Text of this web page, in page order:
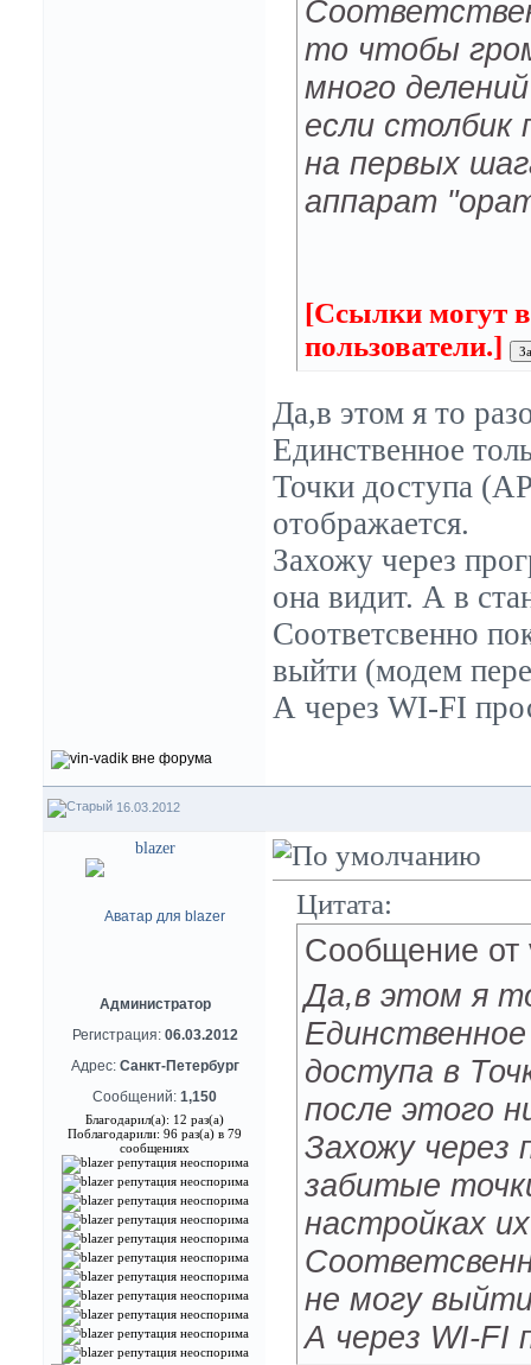
то чтобы
много
если
на первых
аппарат
[Ссылки могут
пользователи.]
Да,в этом я то
Единственное
Точки доступа
отображается.
Захожу через
она видит. А в
Соответсвенно
выйти (модем
А через WI-FI
16.03.2012
blazer
Администратор
Регистрация: 06.03.2012
Адрес: Санкт-Петербург
Сообщений: 1,150
Благодарил(а): 12 раз(а)
Поблагодарили: 96 раз(а) в 79
сообщениях
Цитата:
Сообщение от
Да,в этом я
доступа в
после этого
Захожу через
забитые
настройках
не могу
А через WI-